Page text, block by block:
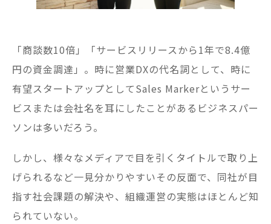
「商談数10倍」「サービスリリースから1年で8.4億
円の資金調達」。時に営業DXの代名詞として、時に
有望スタートアップとしてSales Markerというサー
ビスまたは会社名を耳にしたことがあるビジネスパー
ソンは多いだろう。
しかし、様々なメディアで目を引くタイトルで取り上
げられるなど一見分かりやすいその反面で、同社が目
指す社会課題の解決や、組織運営の実態はほとんど知
られていない。